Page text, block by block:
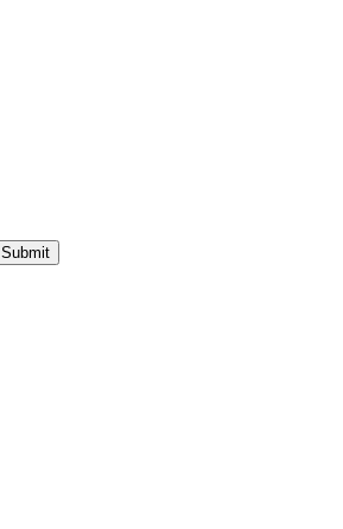
Submit